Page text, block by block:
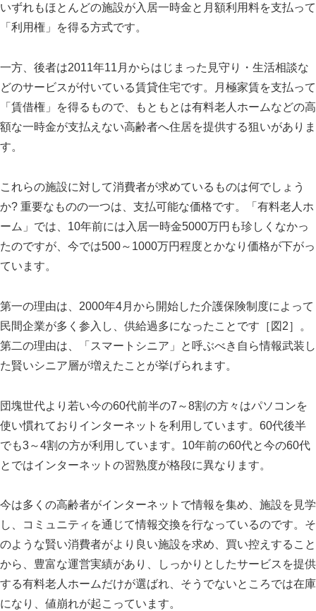
スマート・エイジング シニアビジネス 国際活動
いずれもほとんどの施設が入居一時金と月額利用料を支払って
「利用権」を得る方式です。
一方、後者は2011年11 月からはじまった見守り・生活相談な
どのサービスが付いている賃貸住宅です。月極家賃を支払って
「賃借権」を得るもので、もともとは有料老人ホームなどの高
額な一時金が支払えない高齢者へ住居を提供する狙いがありま
す。
これらの施設に対して消費者が求めているものは何でしょう
か? 重要なものの一つは、支払可能な価格です。「有料老人ホ
ーム」では、 10年前には入居一時金5000万円も珍しくなかっ
たのですが、今では500～ 1000万円程度とかなり価格が下がっ
ています。
第一の理由は、 2000年4月から開始した介護保険制度によって
民間企業が多く参入し、供給過多になったことです［図 2］。
第二の理由は、「スマートシニア」と呼ぶべき自ら情報武装し
た賢いシニア層が増えたことが挙げられます。
団塊世代より若い今の60代前半の7 ～8割の方々はパソコンを
使い慣れておりインターネットを利用しています。 60代後半
でも3～4割の方が利用しています。 10年前の60代と今の60代
とではインターネットの習熟度が格段に異なります。
今は多くの高齢者がインターネットで情報を集め、施設を見学
し、コミュニティを通じて情報交換を行なっているのです。そ
のような賢い消費者がより良い施設を求め、買い控えすること
から、豊富な運営実績があり、しっかりとしたサービスを提供
する有料老人ホームだけが選ばれ、そうでないところでは在庫
になり、値崩れが起こっています。